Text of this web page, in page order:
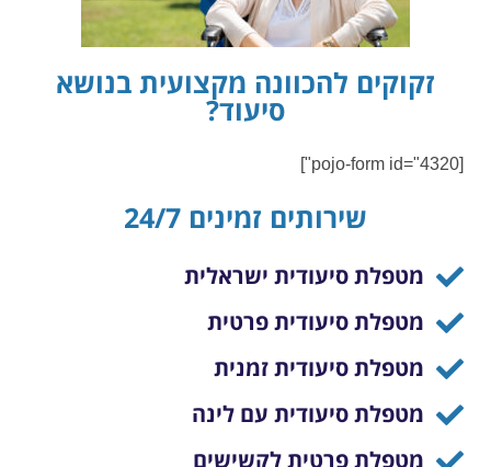
זקוקים להכוונה מקצועית בנושא
סיעוד?
[pojo-form id="4320"]
שירותים זמינים 24/7
מטפלת סיעודית ישראלית
מטפלת סיעודית פרטית
מטפלת סיעודית זמנית
מטפלת סיעודית עם לינה
מטפלת פרטית לקשישים